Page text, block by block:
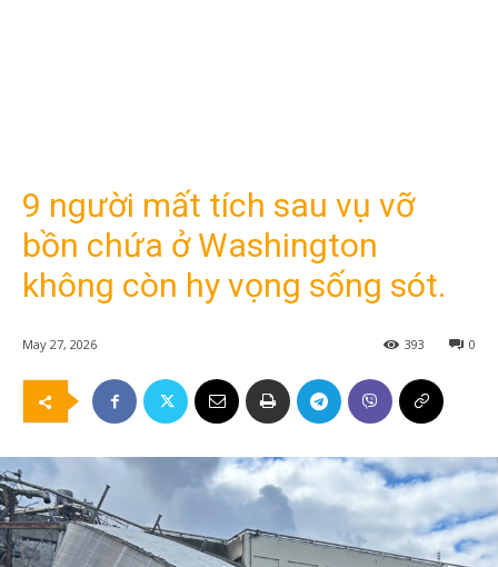
9 người mất tích sau vụ vỡ
bồn chứa ở Washington
không còn hy vọng sống sót.
May 27, 2026 0
393